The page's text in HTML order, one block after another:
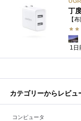
丁
【
1日
カテゴリーからレビュ
コンピュータ